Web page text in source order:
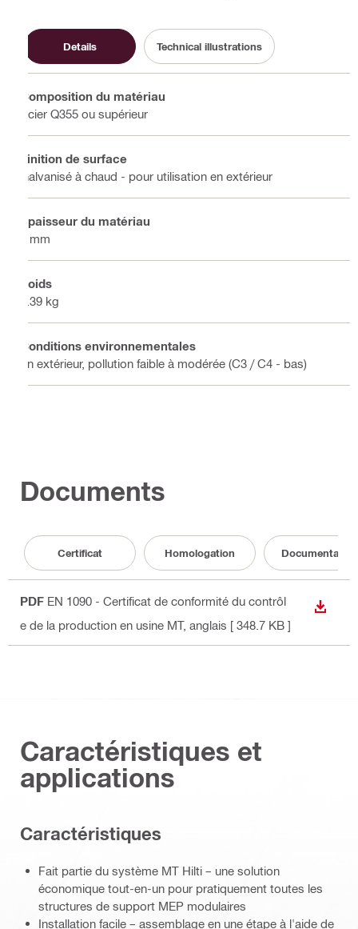
Details Technical illustrations
Composition du matériau
Acier Q355 ou supérieur
Finition de surface
Galvanisé à chaud - pour utilisation en extérieur
Épaisseur du matériau
3 mm
Poids
0.39 kg
Conditions environnementales
En extérieur, pollution faible à modérée (C3 / C4 - bas)
Documents
Certificat Homologation Documentation
PDF EN 1090 - Certificat de conformité du contrôl
e de la production en usine MT, anglais [ 348.7 KB ]
Caractéristiques et
applications
Caractéristiques
Fait partie du système MT Hilti – une solution
économique tout-en-un pour pratiquement toutes les
structures de support MEP modulaires
Installation facile – assemblage en une étape à l'aide de